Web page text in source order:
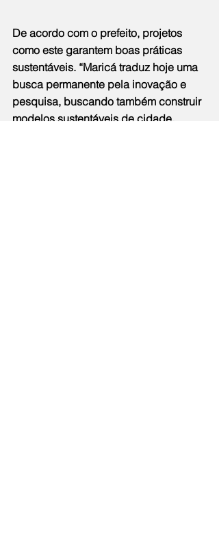
De acordo com o prefeito, projetos
como este garantem boas práticas
sustentáveis. “Maricá traduz hoje uma
busca permanente pela inovação e
pesquisa, buscando também construir
modelos sustentáveis de cidade.